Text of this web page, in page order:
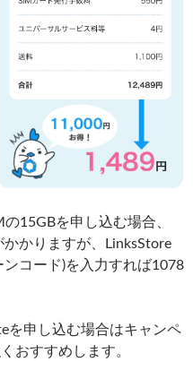
15GBを申し込む場合、
かりますが、LinksStore
コード)を入力すれば1078
を申し込む場合はキャンペ
おすすめします。